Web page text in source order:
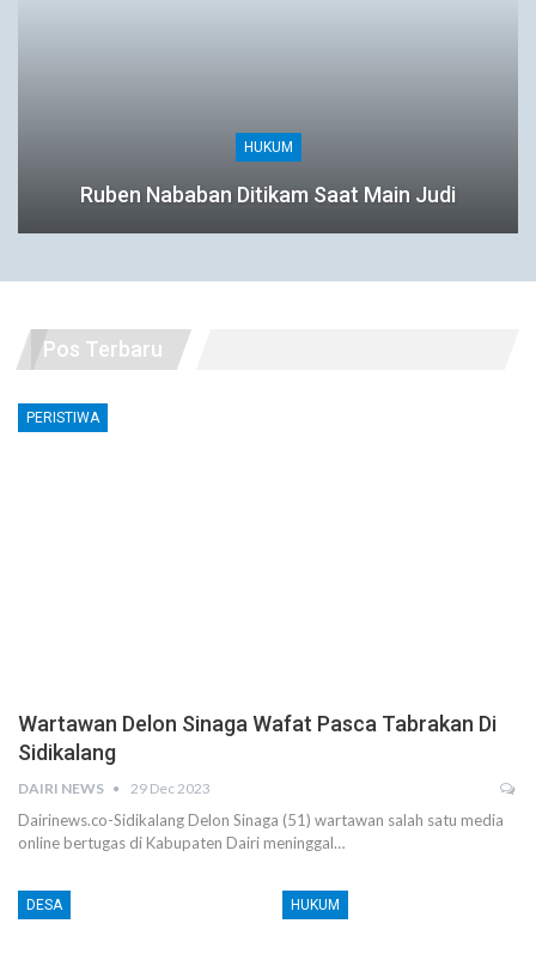
HUKUM
Ruben Nababan Ditikam Saat Main Judi
Pos Terbaru
PERISTIWA
Wartawan Delon Sinaga Wafat Pasca Tabrakan Di
Sidikalang
DAIRI NEWS 29 Dec 2023
Dairinews.co-Sidikalang Delon Sinaga (51) wartawan salah satu media
online bertugas di Kabupaten Dairi meninggal…
DESA HUKUM